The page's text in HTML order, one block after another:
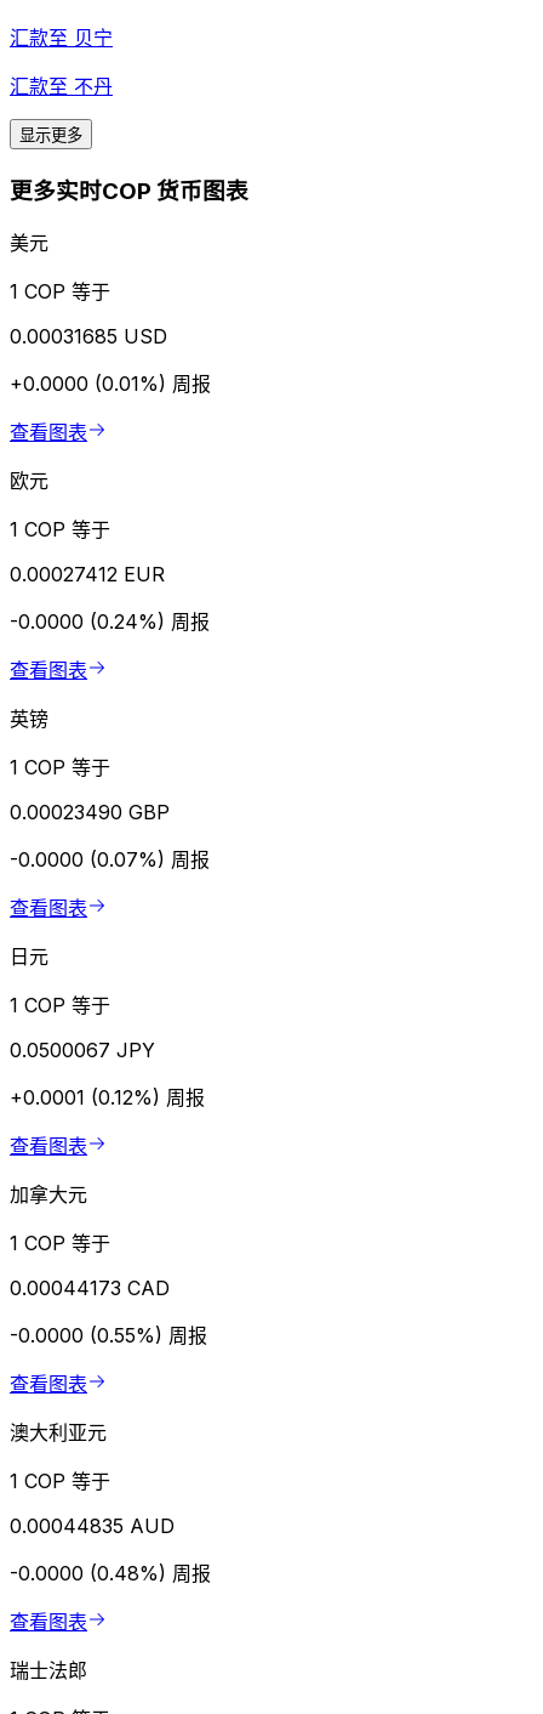
汇款至 贝宁
汇款至 不丹
显示更多
更多实时COP 货币图表
美元
1 COP 等于
0.00031685 USD
+0.0000 (0.01%) 周报
查看图表
欧元
1 COP 等于
0.00027412 EUR
-0.0000 (0.24%) 周报
查看图表
英镑
1 COP 等于
0.00023490 GBP
-0.0000 (0.07%) 周报
查看图表
日元
1 COP 等于
0.0500067 JPY
+0.0001 (0.12%) 周报
查看图表
加拿大元
1 COP 等于
0.00044173 CAD
-0.0000 (0.55%) 周报
查看图表
澳大利亚元
1 COP 等于
0.00044835 AUD
-0.0000 (0.48%) 周报
查看图表
瑞士法郎